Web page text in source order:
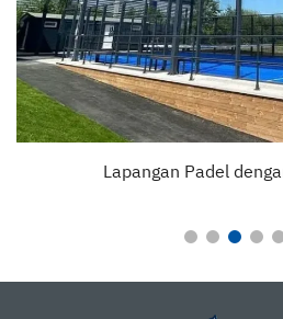
Lapangan Padel